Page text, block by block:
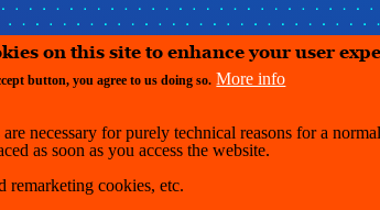
on this site to enhance your user
button, you agree to us doing so. More info
are necessary for purely technical reasons for a
as soon as you access the website.
remarketing cookies, etc.